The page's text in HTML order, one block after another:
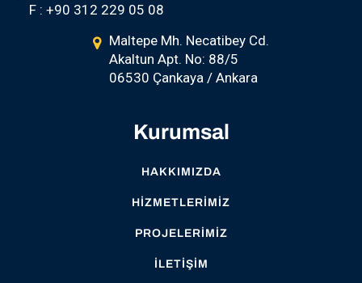
F : +90 312 229 05 08
Maltepe Mh. Necatibey Cd.
Akaltun Apt. No: 88/5
06530 Çankaya / Ankara
Kurumsal
HAKKIMIZDA
HIZMETLERIMIZ
PROJELERIMIZ
İLETIŞIM